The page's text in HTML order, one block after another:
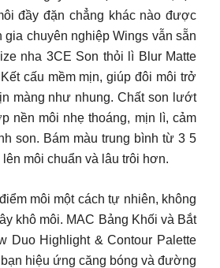
đầy đặn chẳng khác nào được
gia chuyên nghiệp Wings vẫn sẵn
nha 3CE Son thỏi lì Blur Matte
cấu mềm mịn, giúp đôi môi trở
màng như nhung. Chất son lướt
nền môi nhẹ thoáng, mịn lì, cảm
son. Bám màu trung bình từ 3 5
môi chuẩn và lâu trôi hơn.
môi một cách tự nhiên, không
khô môi. MAC Bảng Khối và Bắt
Duo Highlight & Contour Palette
hiệu ứng căng bóng và đường